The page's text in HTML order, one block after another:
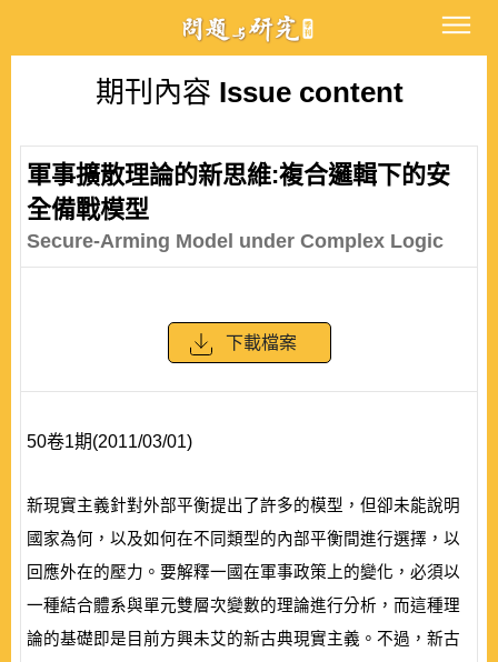
期刊內容 Issue content
軍事擴散理論的新思維:複合邏輯下的安
全備戰模型
Secure-Arming Model under Complex Logic
下載檔案
50卷1期(2011/03/01)
新現實主義針對外部平衡提出了許多的模型，但卻未能說明
國家為何，以及如何在不同類型的內部平衡間進行選擇，以
回應外在的壓力。要解釋一國在軍事政策上的變化，必須以
一種結合體系與單元雙層次變數的理論進行分析，而這種理
論的基礎即是目前方興未艾的新古典現實主義。不過，新古